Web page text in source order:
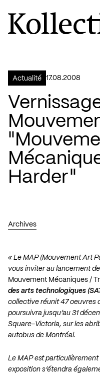
Aller à la page d'accueil
Logo Kollectif
Actualité 17.08.2008
Harder"
Archives
« Le MAP (Mouvement Art
vous inviter au lancement
Mouvement Mécaniques /
des arts technologiques
collective réunit 47 oeuvres
poursuivra jusqu’au 31
Square-Victoria, sur les
autobus de Montréal.
Le MAP est
exposition s’étendra